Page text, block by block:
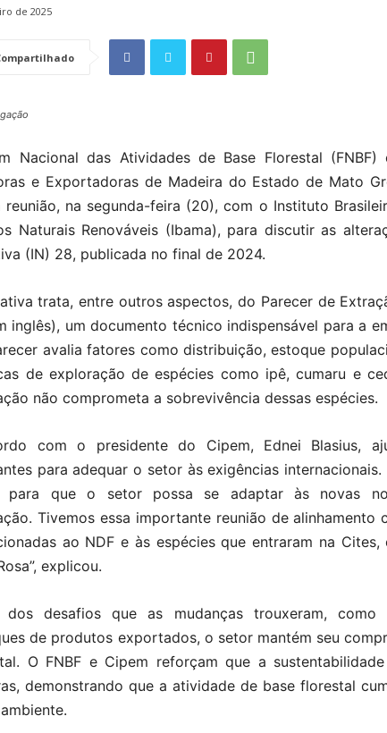
de 2025
Nacional das Atividades de Base Florestal
e Exportadoras de Madeira do Estado de Mato
reunião, na segunda-feira (20), com o Instituto
Naturais Renováveis (Ibama), para discutir as
(IN) 28, publicada no final de 2024.
trata, entre outros aspectos, do Parecer de
inglês), um documento técnico indispensável para a
avalia fatores como distribuição, estoque
de exploração de espécies como ipê, cumaru e
não comprometa a sobrevivência dessas espécies.
com o presidente do Cipem, Ednei Blasius,
para adequar o setor às exigências
para que o setor possa se adaptar às novas
Tivemos essa importante reunião de alinhamento
ao NDF e às espécies que entraram na
explicou.
dos desafios que as mudanças trouxeram, como
de produtos exportados, o setor mantém seu
O FNBF e Cipem reforçam que a
demonstrando que a atividade de base florestal